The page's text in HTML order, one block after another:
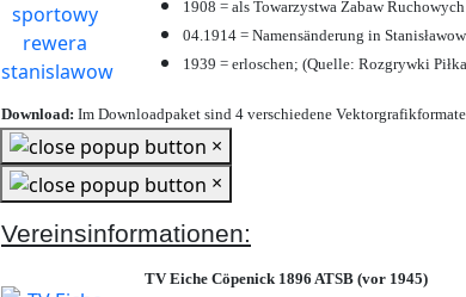
1908 = als Towarzystwa Zabaw
04.1914 = Namensänderung in
1939 = erloschen; (Quelle: Rozgrywki
Download: Im Downloadpaket sind 4 verschiedene
×
×
Vereinsinformationen:
TV Eiche Cöpenick 1896 ATSB (vor 1945)